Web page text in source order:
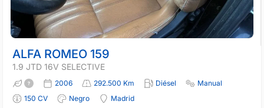
ALFA ROMEO 159
1.9 JTD 16V SELECTIVE
2006 292.500 Km Diésel
Manual
150 CV
Negro
Madrid